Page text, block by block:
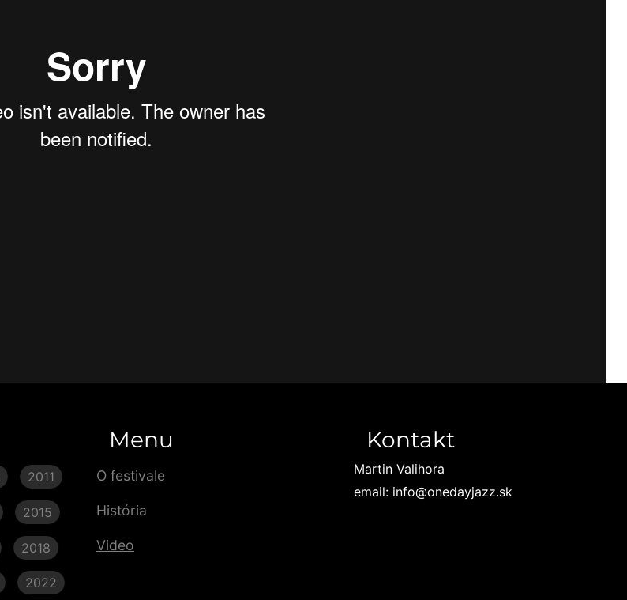
2011
2015
2018
2022
Menu
O festivale
História
Video
Kontakt
Martin Valihora
email: info@onedayjazz.sk